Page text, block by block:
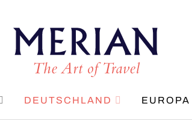
DEUTSCHLAND EUROPA